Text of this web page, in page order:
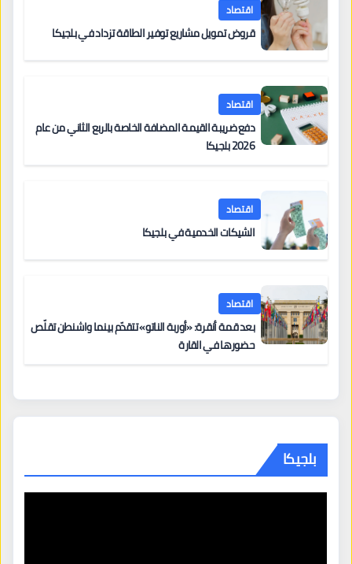
اقتصاد
قروض تمويل مشاريع توفير الطاقة تزداد في بلجيكا
اقتصاد
دفع ضريبة القيمة المضافة الخاصة بالربع الثاني من عام
2026 بلجيكا
اقتصاد
الشيكات الخدمية في بلجيكا
اقتصاد
بعد قمة أنقرة: «أوربة الناتو» تتقدّم بينما واشنطن تقلّص
حضورها في القارة
بلجيكا